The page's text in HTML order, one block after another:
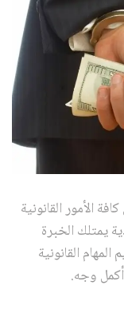
القانونية
يمتلك الخبرة
القانونية
وجه.